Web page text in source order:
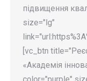
підвищення
size="lg"
[vc_btn
«Академія